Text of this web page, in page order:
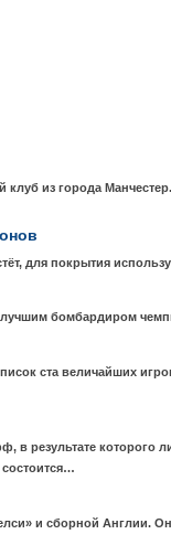
из города
для покрытия
бомбардиром
ста величайших
в результате которого
и сборной Англии.